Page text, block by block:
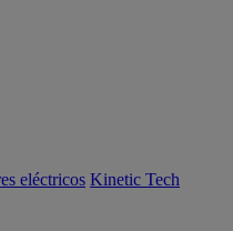
eléctricos Kinetic Tech